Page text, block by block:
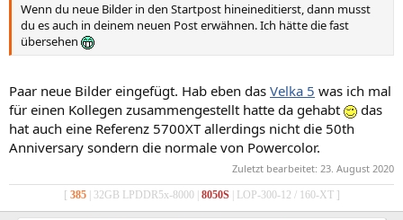
Wenn du neue Bilder in den Startpost hineineditierst, dann musst
du es auch in deinem neuen Post erwähnen. Ich hätte die fast
übersehen
Paar neue Bilder eingefügt. Hab eben das Velka 5 was ich mal
für einen Kollegen zusammengestellt hatte da gehabt
das
hat auch eine Referenz 5700XT allerdings nicht die 50th
Anniversary sondern die normale von Powercolor.
Zuletzt bearbeitet: 23. August 2020
[ 385 | 32GB LPDDR5x-8000 | 8050S | LOP-300-12 / 160-XT ]